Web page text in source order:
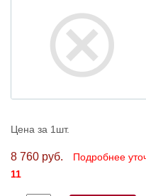
Цена за 1шт.
8 760 руб. Подробнее
11